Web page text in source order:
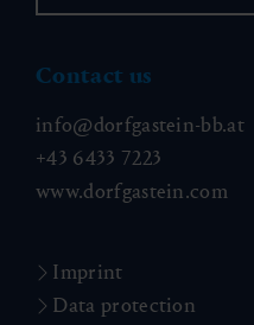
Contact us
info@dorfgastein-bb.at
+43 6433 7223
www.dorfgastein.com
Imprint
Data protection